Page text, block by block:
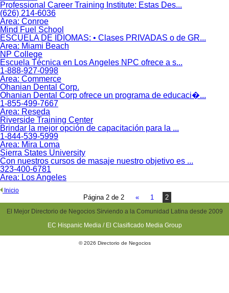
Professional Career Training Institute: Estas Des...
(626) 214-6036
Area: Conroe
Mind Fuel School
ESCUELA DE IDIOMAS: • Clases PRIVADAS o de GR...
Area: Miami Beach
NP College
Escuela Técnica en Los Angeles NPC ofrece a s...
1-888-927-0998
Area: Commerce
Ohanian Dental Corp.
Ohanian Dental Corp ofrece un programa de educaci�...
1-855-499-7667
Area: Reseda
Riverside Training Center
Brindar la mejor opción de capacitación para la ...
1-844-539-5999
Area: Mira Loma
Sierra States University
Con nuestros cursos de masaje nuestro objetivo es ...
323-400-6781
Area: Los Angeles
Inicio
Página 2 de 2 « 1 2
El Mejor Directorio de Negocios Sirviendo a la Comunidad Latina desde 2009
EC Hispanic Media / El Clasificado Media Group
© 2026 Directorio de Negocios